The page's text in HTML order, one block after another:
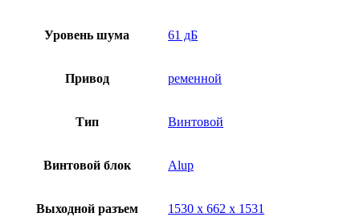
Уровень шума 61 дБ
Привод ременной
Тип Винтовой
Винтовой блок Alup
Выходной разъем 1530 х 662 х 1531